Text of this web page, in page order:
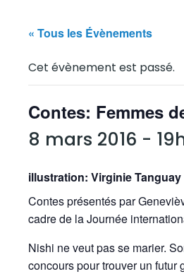
« Tous les Évènements
Cet évènement est passé.
Contes: Femmes
8 mars 2016 -
illustration: Virginie Tanguay
Contes présentés par
cadre de la Journée
Nishi ne veut pas se marier.
concours pour trouver un futur